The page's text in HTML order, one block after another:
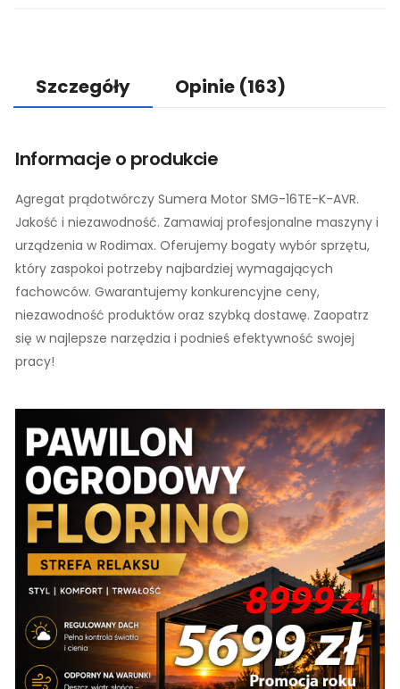
Szczegóły Opinie (163)
Informacje o produkcie
Agregat prądotwórczy Sumera Motor SMG-16TE-K-AVR.
Jakość i niezawodność. Zamawiaj profesjonalne maszyny i
urządzenia w Rodimax. Oferujemy bogaty wybór sprzętu,
który zaspokoi potrzeby najbardziej wymagających
fachowców. Gwarantujemy konkurencyjne ceny,
niezawodność produktów oraz szybką dostawę. Zaopatrz
się w najlepsze narzędzia i podnieś efektywność swojej
pracy!